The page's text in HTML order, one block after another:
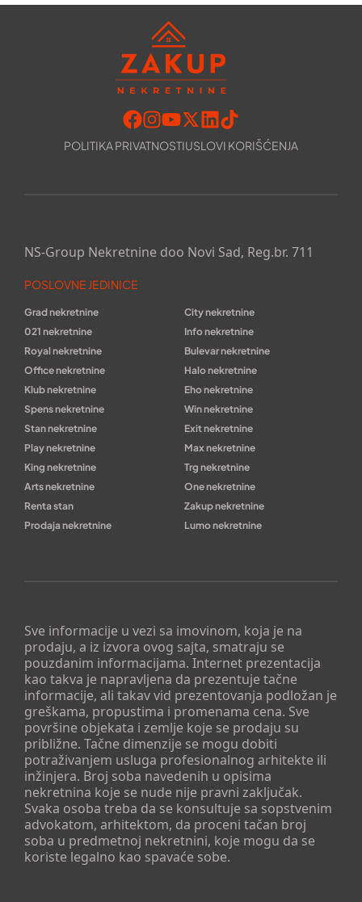
POLITIKA PRIVATNOSTIUSLOVI KORIŠĆENJA
Sve informacije u vezi sa imovinom, koja je na
prodaju, a iz izvora ovog sajta, smatraju se
pouzdanim informacijama. Internet prezentacija
kao takva je napravljena da prezentuje tačne
informacije, ali takav vid prezentovanja podložan je
greškama, propustima i promenama cena. Sve
površine objekata i zemlje koje se prodaju su
približne. Tačne dimenzije se mogu dobiti
potraživanjem usluga profesionalnog arhitekte ili
inžinjera. Broj soba navedenih u opisima
nekretnina koje se nude nije pravni zaključak.
Svaka osoba treba da se konsultuje sa sopstvenim
advokatom, arhitektom, da proceni tačan broj
soba u predmetnoj nekretnini, koje mogu da se
koriste legalno kao spavaće sobe.
NS-Group Nekretnine doo Novi Sad, Reg.br. 711
POSLOVNE JEDINICE
Grad nekretnine
City nekretnine
021 nekretnine
Info nekretnine
Royal nekretnine
Bulevar nekretnine
Office nekretnine
Halo nekretnine
Klub nekretnine
Eho nekretnine
Spens nekretnine
Win nekretnine
Stan nekretnine
Exit nekretnine
Play nekretnine
Max nekretnine
King nekretnine
Trg nekretnine
Arts nekretnine
One nekretnine
Renta stan
Zakup nekretnine
Prodaja nekretnine
Lumo nekretnine